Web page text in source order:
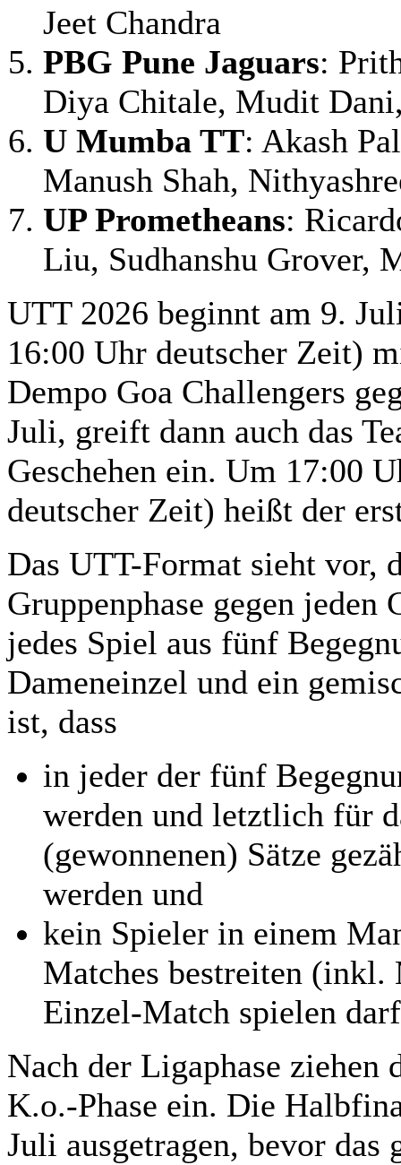
Jeet Chandra
PBG Pune Jaguars:
Diya Chitale, Mudit
U Mumba TT: Akash
Manush Shah,
UP Prometheans:
Liu, Sudhanshu Grover,
UTT 2026 beginnt am 9.
16:00 Uhr deutscher Zeit)
Dempo Goa Challengers
Juli, greift dann auch das
Geschehen ein. Um 17:00
deutscher Zeit) heißt der
Das UTT-Format sieht vor,
Gruppenphase gegen jeden
jedes Spiel aus fünf
Dameneinzel und ein
ist, dass
in jeder der fünf
werden und letztlich für
(gewonnenen) Sätze
werden und
kein Spieler in einem
Matches bestreiten
Einzel-Match spielen
Nach der Ligaphase ziehen
K.o.-Phase ein. Die
Juli ausgetragen, bevor